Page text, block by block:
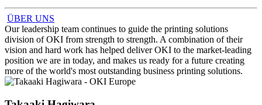
ÜBER UNS
Our leadership team continues to guide the printing solutions
division of OKI from strength to strength. A combination of their
vision and hard work has helped deliver OKI to the market-leading
position we are in today, and makes us ready for a future creating
more of the world's most outstanding business printing solutions.